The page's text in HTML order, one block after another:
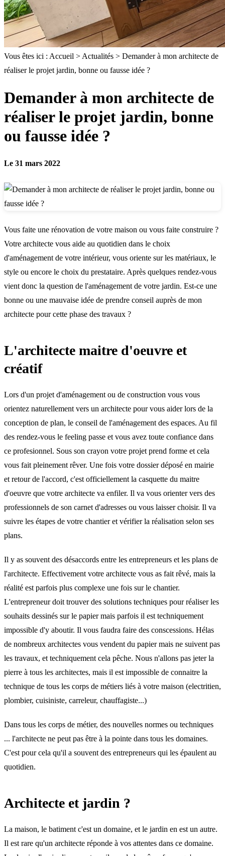
Vous êtes ici : Accueil > Actualités > Demander à mon architecte de
réaliser le projet jardin, bonne ou fausse idée ?
Demander à mon architecte de
réaliser le projet jardin, bonne
ou fausse idée ?
Le 31 mars 2022
Vous faite une rénovation de votre maison ou vous faite construire ?
Votre architecte vous aide au quotidien dans le choix
d'aménagement de votre intérieur, vous oriente sur les matériaux, le
style ou encore le choix du prestataire. Après quelques rendez-vous
vient donc la question de l'aménagement de votre jardin. Est-ce une
bonne ou une mauvaise idée de prendre conseil auprès de mon
architecte pour cette phase des travaux ?
L'architecte maitre d'oeuvre et
créatif
Lors d'un projet d'aménagement ou de construction vous vous
orientez naturellement vers un architecte pour vous aider lors de la
conception de plan, le conseil de l'aménagement des espaces. Au fil
des rendez-vous le feeling passe et vous avez toute confiance dans
ce profesionnel. Sous son crayon votre projet prend forme et cela
vous fait pleinement rêver. Une fois votre dossier déposé en mairie
et retour de l'accord, c'est officiellement la casquette du maitre
d'oeuvre que votre architecte va enfiler. Il va vous orienter vers des
professionnels de son carnet d'adresses ou vous laisser choisir. Il va
suivre les étapes de votre chantier et vérifier la réalisation selon ses
plans.
Il y as souvent des désaccords entre les entrepreneurs et les plans de
l'architecte. Effectivement votre architecte vous as fait rêvé, mais la
réalité est parfois plus complexe une fois sur le chantier.
L'entrepreneur doit trouver des solutions techniques pour réaliser les
souhaits dessinés sur le papier mais parfois il est techniquement
impossible d'y aboutir. Il vous faudra faire des conscessions. Hélas
de nombreux architectes vous vendent du papier mais ne suivent pas
les travaux, et techniquement cela pêche. Nous n'allons pas jeter la
pierre à tous les architectes, mais il est impossible de connaitre la
technique de tous les corps de métiers liés à votre maison (electritien,
plombier, cuisiniste, carreleur, chauffagiste...)
Dans tous les corps de métier, des nouvelles normes ou techniques
... l'architecte ne peut pas être à la pointe dans tous les domaines.
C'est pour cela qu'il a souvent des entrepreneurs qui les épaulent au
quotidien.
Architecte et jardin ?
La maison, le batiment c'est un domaine, et le jardin en est un autre.
Il est rare qu'un architecte réponde à vos attentes dans ce domaine.